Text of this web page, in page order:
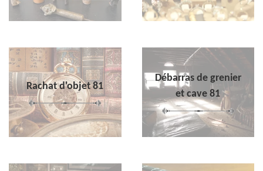
Rachat d'objet 81
Débarras de grenier
et cave 81